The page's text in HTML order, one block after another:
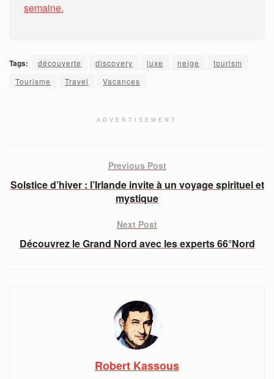
semaine.
Tags: découverte discovery luxe neige
tourism
Tourisme
Travel Vacances
ADVERTISEMENT
Previous Post
Solstice d’hiver : l’Irlande invite à un voyage spirituel et
mystique
Next Post
Découvrez le Grand Nord avec les experts 66°Nord
Robert Kassous